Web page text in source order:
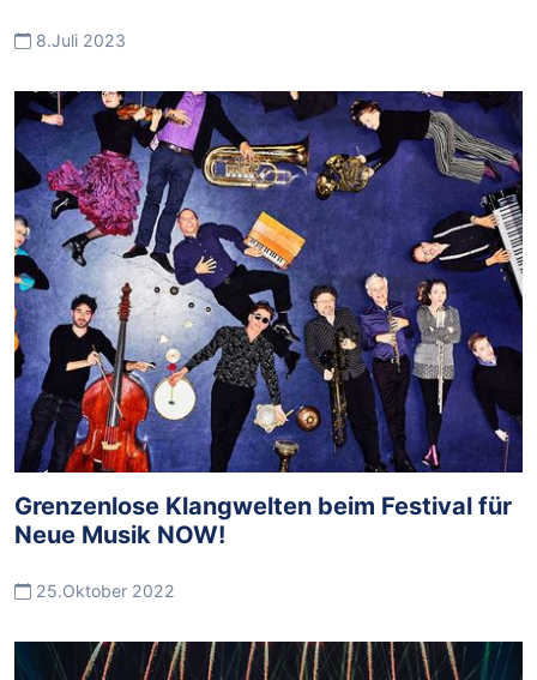
8.Juli 2023
Grenzenlose Klangwelten beim Festival für
Neue Musik NOW!
25.Oktober 2022